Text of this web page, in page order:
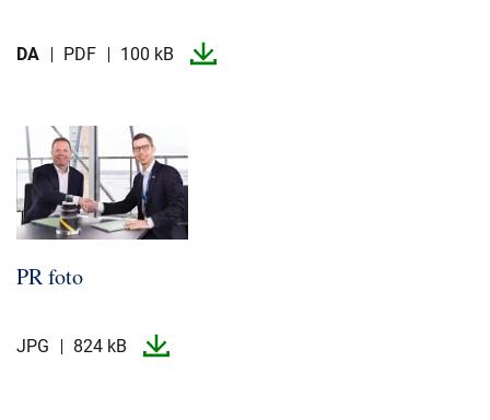
DA PDF 100 kB
PR foto
JPG 824 kB